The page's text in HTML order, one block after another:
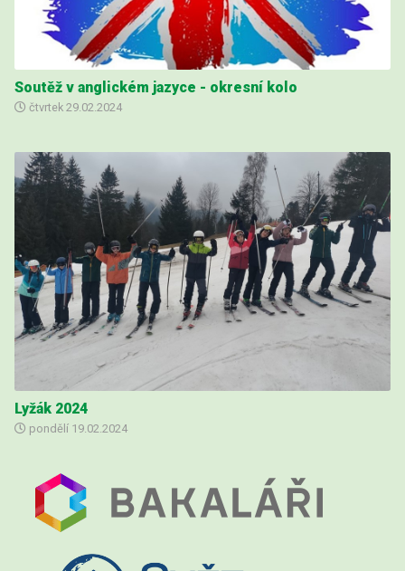
Soutěž v anglickém jazyce - okresní kolo
čtvrtek 29.02.2024
Lyžák 2024
pondělí 19.02.2024